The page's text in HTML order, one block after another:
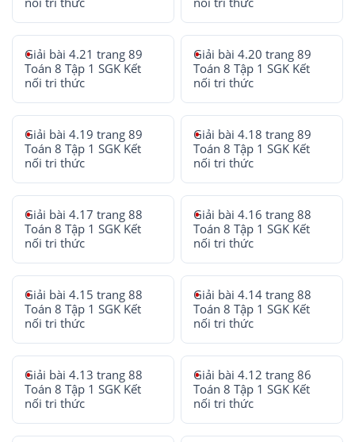
Giải bài 4.21 trang 89
Toán 8 Tập 1 SGK Kết
nối tri thức
Giải bài 4.20 trang 89
Toán 8 Tập 1 SGK Kết
nối tri thức
Giải bài 4.19 trang 89
Toán 8 Tập 1 SGK Kết
nối tri thức
Giải bài 4.18 trang 89
Toán 8 Tập 1 SGK Kết
nối tri thức
Giải bài 4.17 trang 88
Toán 8 Tập 1 SGK Kết
nối tri thức
Giải bài 4.16 trang 88
Toán 8 Tập 1 SGK Kết
nối tri thức
Giải bài 4.15 trang 88
Toán 8 Tập 1 SGK Kết
nối tri thức
Giải bài 4.14 trang 88
Toán 8 Tập 1 SGK Kết
nối tri thức
Giải bài 4.13 trang 88
Toán 8 Tập 1 SGK Kết
nối tri thức
Giải bài 4.12 trang 86
Toán 8 Tập 1 SGK Kết
nối tri thức